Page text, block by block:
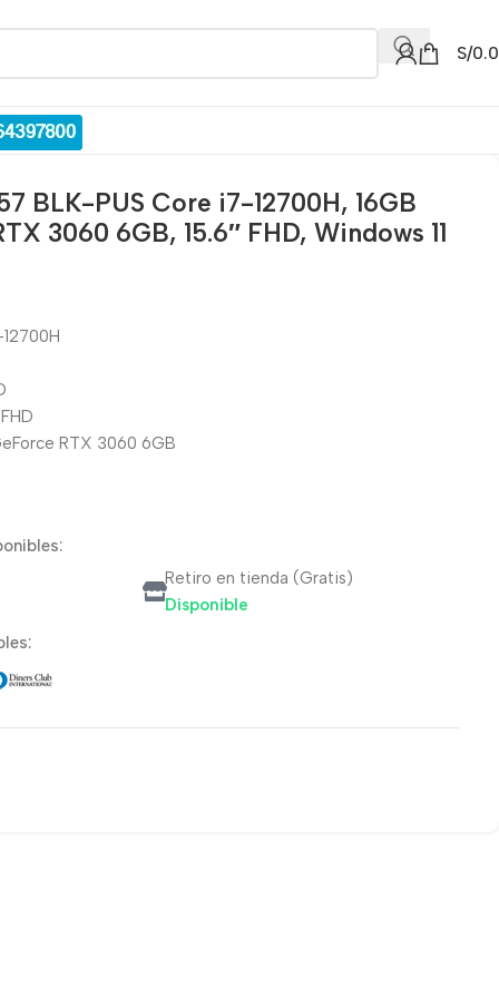
S/
BLK-PUS Core i7-12700H, 16GB
3060 6GB, 15.6″ FHD, Windows 11
RTX 3060 6GB
Retiro en tienda (Gratis)
Disponible